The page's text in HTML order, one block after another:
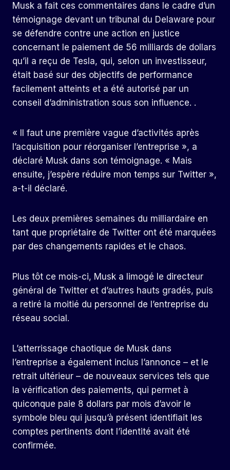
Musk a fait ces commentaires dans le cadre d’un
témoignage devant un tribunal du Delaware pour
se défendre contre une action en justice
concernant le paiement de 56 milliards de dollars
qu’il a reçu de Tesla, qui, selon un investisseur,
était basé sur des objectifs de performance
facilement atteints et a été autorisé par un
conseil d’administration sous son influence. .
« Il faut une première vague d’activités après
l’acquisition pour réorganiser l’entreprise », a
déclaré Musk dans son témoignage. « Mais
ensuite, j’espère réduire mon temps sur Twitter »,
a-t-il déclaré.
Les deux premières semaines du milliardaire en
tant que propriétaire de Twitter ont été marquées
par des changements rapides et le chaos.
Plus tôt ce mois-ci, Musk a limogé le directeur
général de Twitter et d’autres hauts gradés, puis
a retiré la moitié du personnel de l’entreprise du
réseau social.
L’atterrissage chaotique de Musk dans
l’entreprise a également inclus l’annonce – et le
retrait ultérieur – de nouveaux services tels que
la vérification des paiements, qui permet à
quiconque paie 8 dollars par mois d’avoir le
symbole bleu qui jusqu’à présent identifiait les
comptes pertinents dont l’identité avait été
confirmée.